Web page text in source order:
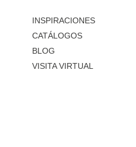
INSPIRACIONES
CATÁLOGOS
BLOG
VISITA VIRTUAL